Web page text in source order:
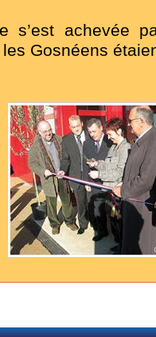
s’est achevée
Gosnéens